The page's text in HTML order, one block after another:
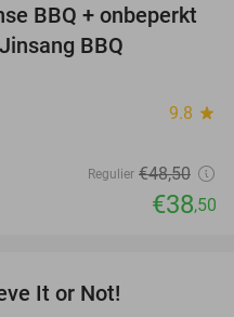
21%
BBQ + onbeperkt
BBQ
9.8 star
Regulier €48,50
€38,50
It or Not!